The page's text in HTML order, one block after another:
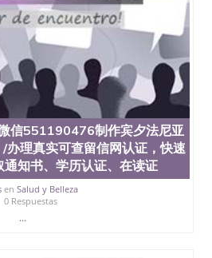
世界各地的成百上千的海外学
是一所在世界上享有学术地
影响力的高等教育机构，并获
的核心代表。其计算机系与会
学教学排名中表现优异。其毕
地域的世界硅谷中心得到工作
至在学生大三和大四的学期提
机会。无论是加州大学系统
学系统(CSU), 圣何塞州立大学
中的地理位置。 圣何塞州立大
Valley), 于附近的旧金山-圣何塞
中心。约有学生三万人，超过
硕士学科，并有来自世界60余
有名的科系如计算机科学，电
，艺术设计，和航空学等，深
信551190476制作宾夕法尼亚
办理真实可查留信网认证，快速
通知书、学历认证、在读证
en Salud y Belleza
0 Respuestas
...